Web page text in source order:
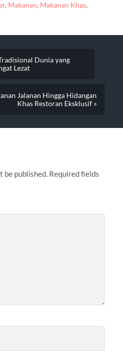
, Makanan, Makanan Khas,
Dunia yang
Lezat
Jalanan Hingga Hidangan
Khas Restoran Eksklusif »
be published. Required fields